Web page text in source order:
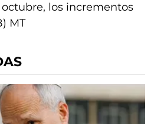
los incrementos
MT